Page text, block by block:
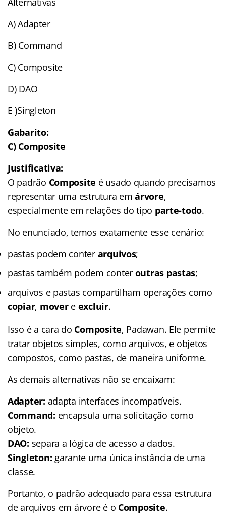
A) Adapter
B) Command
C) Composite
D) DAO
E )Singleton
Gabarito:
C) Composite
Justificativa:
O padrão Composite é usado quando precisamos
representar uma estrutura emárvore,
especialmente em relações do tipo parte-todo.
No enunciado, temos exatamente esse cenário:
pastas podem conter arquivos;
pastas também podem conter outras pastas;
arquivos e pastas compartilham operações como
copiar, movere excluir.
Isso é a cara do Composite, Padawan. Ele permite
tratar objetos simples, como arquivos, e objetos
compostos, como pastas, de maneira uniforme.
As demais alternativas não se encaixam:
Adapter: adapta interfaces incompatíveis.
Command: encapsula uma solicitação como
objeto.
DAO: separa a lógica de acesso a dados.
Singleton: garante uma única instância de uma
classe.
Portanto, o padrão adequado para essa estrutura
de arquivos em árvore é o Composite.